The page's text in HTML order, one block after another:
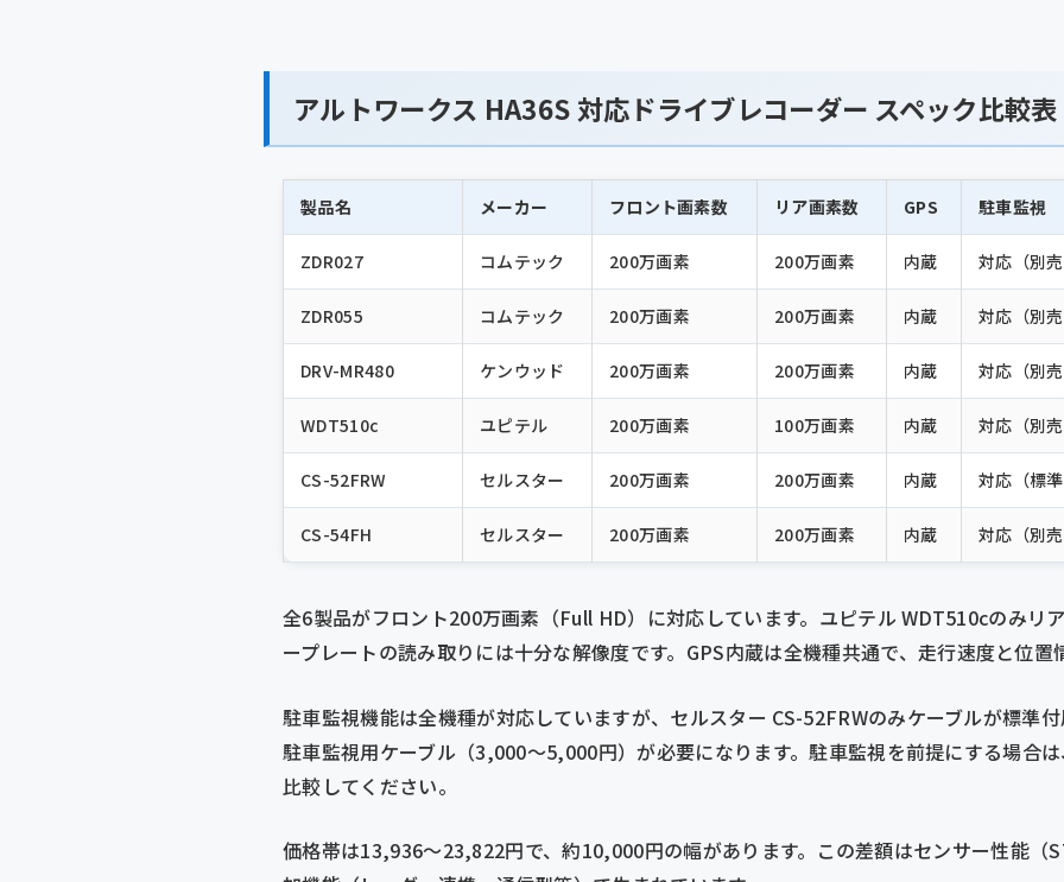
アルトワークス HA36S 対応ドライブレコーダー スペック比較表
製品名 メーカー フロント画素数 リア画素数 GPS 駐車監視
ZDR027 コムテック 200万画素 200万画素 内蔵 対応（別
ZDR055 コムテック 200万画素 200万画素 内蔵 対応（別
DRV-MR480 ケンウッド 200万画素 200万画素 内蔵 対応（別
WDT510c ユピテル 200万画素 100万画素 内蔵 対応（別
CS-52FRW セルスター 200万画素 200万画素 内蔵 対応（標
CS-54FH セルスター 200万画素 200万画素 内蔵 対応（別
全6製品がフロント200万画素（Full HD）に対応しています。ユピテル WDT510cのみリ
ープレートの読み取りには十分な解像度です。GPS内蔵は全機種共通で、走行速度と位
駐車監視機能は全機種が対応していますが、セルスター CS-52FRWのみケーブルが標準
駐車監視用ケーブル（3,000〜5,000円）が必要になります。駐車監視を前提にする場合
比較してください。
価格帯は13,936〜23,822円で、約10,000円の幅があります。この差額はセンサー性能（